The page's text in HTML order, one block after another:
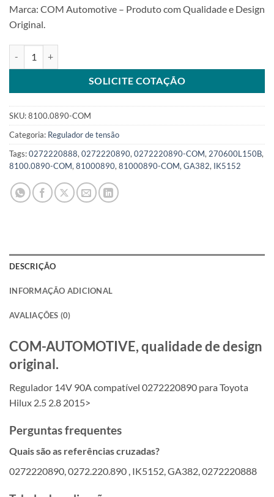
Marca: COM Automotive – Produto com Qualidade e Design
Original.
SOLICITE COTAÇÃO
SKU:8100.0890-COM
Categoria: Regulador de tensão
Tags:0272220888, 0272220890, 0272220890-COM, 270600L150B,
8100.0890-COM, 81000890, 81000890-COM, GA382, IK5152
DESCRIÇÃO
INFORMAÇÃO ADICIONAL
AVALIAÇÕES (0)
COM-AUTOMOTIVE, qualidade de design
original.
Regulador 14V 90A compatível 0272220890 para Toyota
Hilux 2.5 2.8 2015>
Perguntas frequentes
Quais são as referências cruzadas?
0272220890, 0272.220.890 , IK5152, GA382, 0272220888